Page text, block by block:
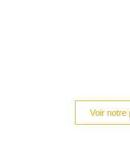
Voir notre